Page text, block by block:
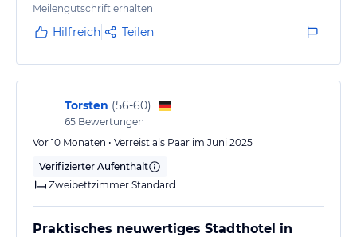
zwei Nächte über Secret Escapes gebucht, € 174,- für
2 Nächte mit Frühstück das Doppelzimmer. Den
Styles Bamberg.-
Sehr ärgerlich, Accor hat über meine mail Adresse
bemerkt, dass ich in…
Meilengutschrift erhalten
Hilfreich Teilen
Torsten (56-60)
65 Bewertungen
Vor 10 Monaten • Verreist als Paar im Juni 2025
Verifizierter Aufenthalt
Zweibettzimmer Standard
Praktisches neuwertiges Stadthotel in